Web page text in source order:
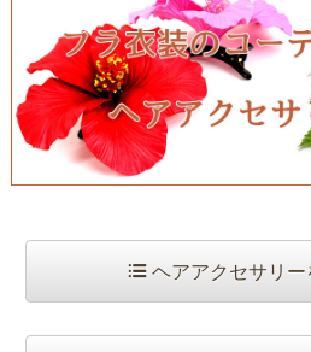
ヘアアクセサリー